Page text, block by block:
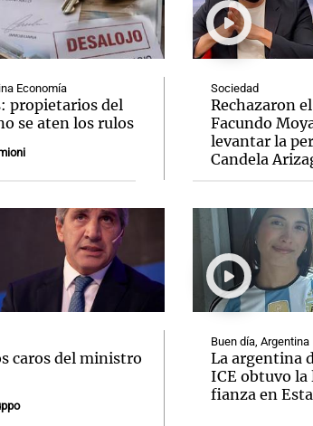
Economía
propietarios del
se aten los rulos
caros del ministro
Sociedad
Rechazaron
Facundo
levantar la
Candela
Buen día, Argentina
La argentina
ICE obtuvo
fianza en
Notas